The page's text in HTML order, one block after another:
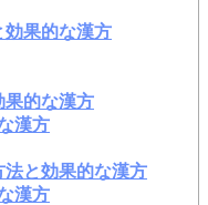
効果的な漢方
果的な漢方
漢方
法と効果的な漢方
漢方